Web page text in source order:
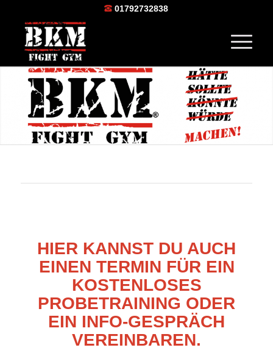
01792732838
HIER KANNST DU AUCH
EINEN TERMIN FÜR EIN
KOSTENLOSES
PROBETRAINING ODER
EIN INFO-GESPRÄCH
VEREINBAREN.